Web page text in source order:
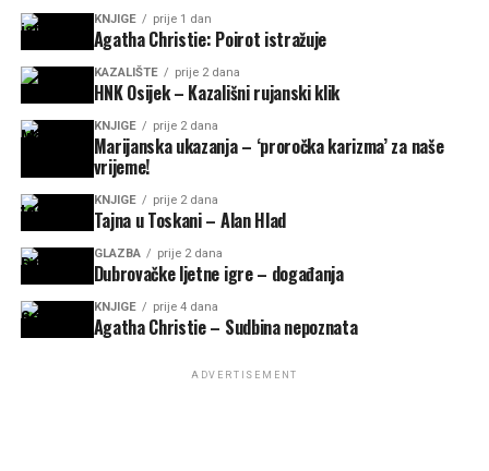
KNJIGE prije 1 dan
Agatha Christie: Poirot istražuje
KAZALIŠTE prije 2 dana
HNK Osijek – Kazališni rujanski klik
KNJIGE prije 2 dana
Marijanska ukazanja – ‘proročka karizma’ za naše
vrijeme!
KNJIGE prije 2 dana
Tajna u Toskani – Alan Hlad
GLAZBA prije 2 dana
Dubrovačke ljetne igre – događanja
KNJIGE prije 4 dana
Agatha Christie – Sudbina nepoznata
ADVERTISEMENT